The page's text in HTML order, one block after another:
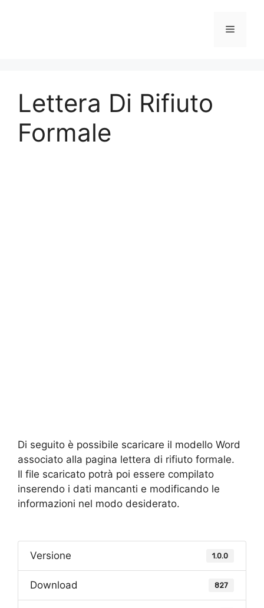
Menu
Lettera Di Rifiuto
Formale
Di seguito è possibile scaricare il modello Word
associato alla pagina lettera di rifiuto formale.
Il file scaricato potrà poi essere compilato
inserendo i dati mancanti e modificando le
informazioni nel modo desiderato.
Versione 1.0.0
Download 827